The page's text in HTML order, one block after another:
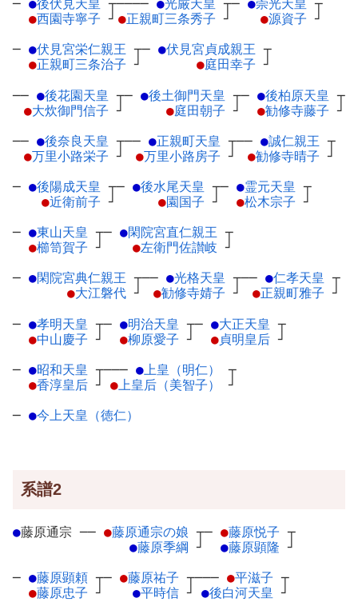
─ ●後伏見天皇 ┬
●西園寺寧子 ┘
──── ●光厳天皇 ┬
●正親町三条秀子 ┘
─ ●崇光天皇 ┬
●源資子 ┘
─ ●伏見宮栄仁親王 ┬
●正親町三条治子 ┘
─ ●伏見宮貞成親王 ┬
●庭田幸子 ┘
── ●後花園天皇 ┬
●大炊御門信子 ┘
─ ●後土御門天皇 ┬
●庭田朝子 ┘
─ ●後柏原天皇 ┬
●勧修寺藤子 ┘
── ●後奈良天皇 ┬
●万里小路栄子 ┘
── ●正親町天皇 ┬
●万里小路房子 ┘
── ●誠仁親王 ┬
●勧修寺晴子 ┘
─ ●後陽成天皇 ┬
●近衛前子 ┘
─ ●後水尾天皇 ┬
●園国子 ┘
─ ●霊元天皇 ┬
●松木宗子 ┘
─ ●東山天皇 ┬
●櫛笥賀子 ┘
─ ●閑院宮直仁親王 ┬
●左衛門佐讃岐 ┘
─ ●閑院宮典仁親王 ┬
●大江磐代 ┘
── ●光格天皇 ┬
●勧修寺婧子 ┘
── ●仁孝天皇 ┬
●正親町雅子 ┘
─ ●孝明天皇 ┬
●中山慶子 ┘
─ ●明治天皇 ┬
●柳原愛子 ┘
─ ●大正天皇 ┬
●貞明皇后 ┘
─ ●昭和天皇 ┬
●香淳皇后 ┘
─── ● 上皇（明仁）
┬
● 上皇后（美智子） ┘
─ ●今上天皇（徳仁）
系譜2
●藤原通宗 ── ●藤原通宗の娘 ┬
●藤原季綱 ┘
─ ●藤原悦子 ┬
●藤原顕隆 ┘
─ ●藤原顕頼 ┬
●藤原忠子 ┘
─ ●藤原祐子 ┬
●平時信 ┘
─── ●平滋子 ┬
●後白河天皇 ┘